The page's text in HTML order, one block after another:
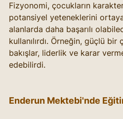
Fizyonomi, çocukların
potansiyel yeteneklerini
alanlarda daha başarılı
kullanılırdı. Örneğin, güçlü bir
bakışlar, liderlik ve karar
edebilirdi.
Enderun Mektebi'nde